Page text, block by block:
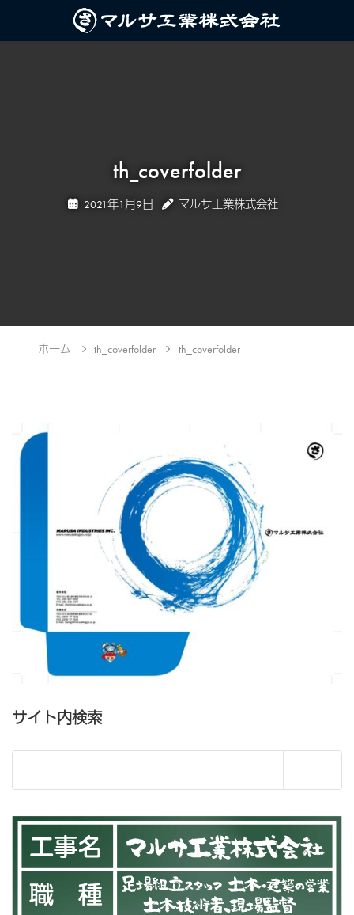
th_coverfolder
2021年1月9日 マルサ工業株式会社
ホーム th_coverfolder th_coverfolder
サイト内検索